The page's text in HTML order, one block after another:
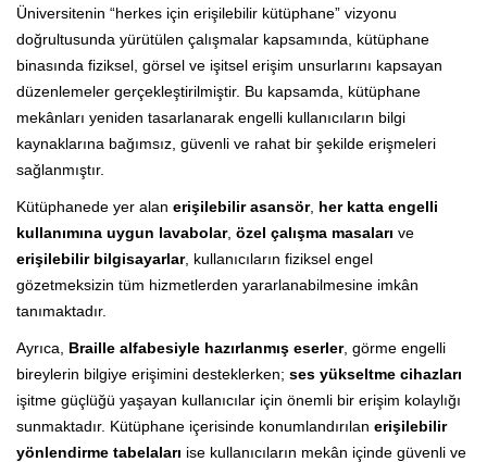
Üniversitenin “herkes için erişilebilir kütüphane” vizyonu
doğrultusunda yürütülen çalışmalar kapsamında, kütüphane
binasında fiziksel, görsel ve işitsel erişim unsurlarını kapsayan
düzenlemeler gerçekleştirilmiştir. Bu kapsamda, kütüphane
mekânları yeniden tasarlanarak engelli kullanıcıların bilgi
kaynaklarına bağımsız, güvenli ve rahat bir şekilde erişmeleri
sağlanmıştır.
Kütüphanede yer alan erişilebilir asansör, her katta engelli
kullanımına uygun lavabolar, özel çalışma masaları ve
erişilebilir bilgisayarlar, kullanıcıların fiziksel engel
gözetmeksizin tüm hizmetlerden yararlanabilmesine imkân
tanımaktadır.
Ayrıca, Braille alfabesiyle hazırlanmış eserler, görme engelli
bireylerin bilgiye erişimini desteklerken; ses yükseltme cihazları
işitme güçlüğü yaşayan kullanıcılar için önemli bir erişim kolaylığı
sunmaktadır. Kütüphane içerisinde konumlandırılan erişilebilir
yönlendirme tabelaları ise kullanıcıların mekân içinde güvenli ve